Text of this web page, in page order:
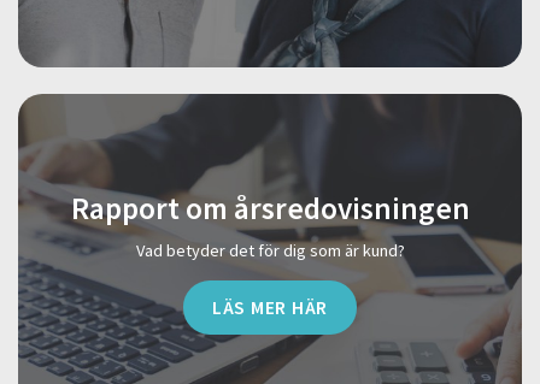
Rapport om årsredovisningen
Vad betyder det för dig som är kund?
LÄS MER HÄR